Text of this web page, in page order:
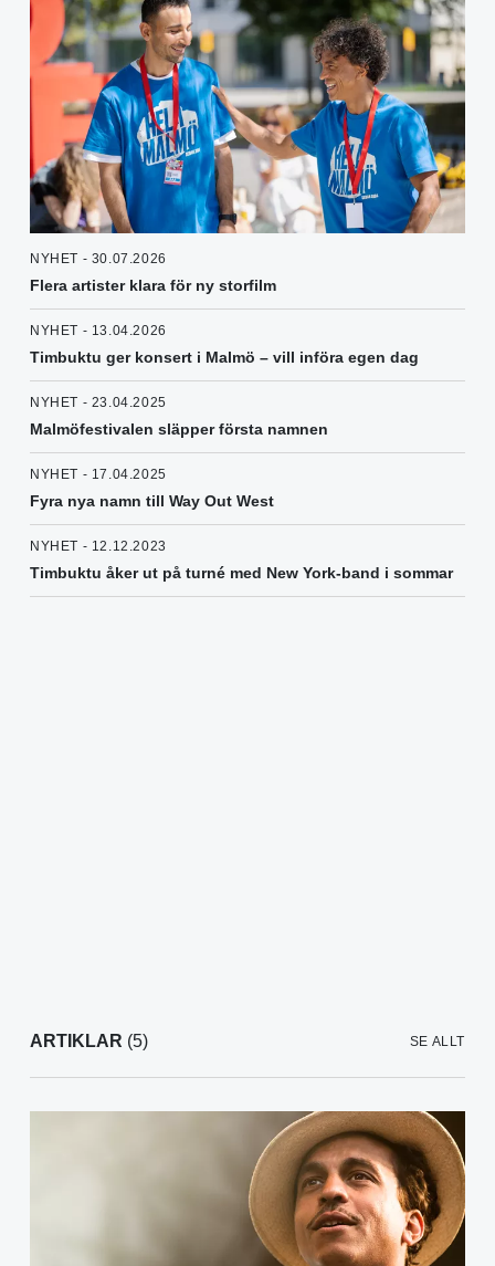
NYHET - 30.07.2026
Flera artister klara för ny storfilm
NYHET - 13.04.2026
Timbuktu ger konsert i Malmö – vill införa egen dag
NYHET - 23.04.2025
Malmöfestivalen släpper första namnen
NYHET - 17.04.2025
Fyra nya namn till Way Out West
NYHET - 12.12.2023
Timbuktu åker ut på turné med New York-band i sommar
ARTIKLAR (5) SE ALLT